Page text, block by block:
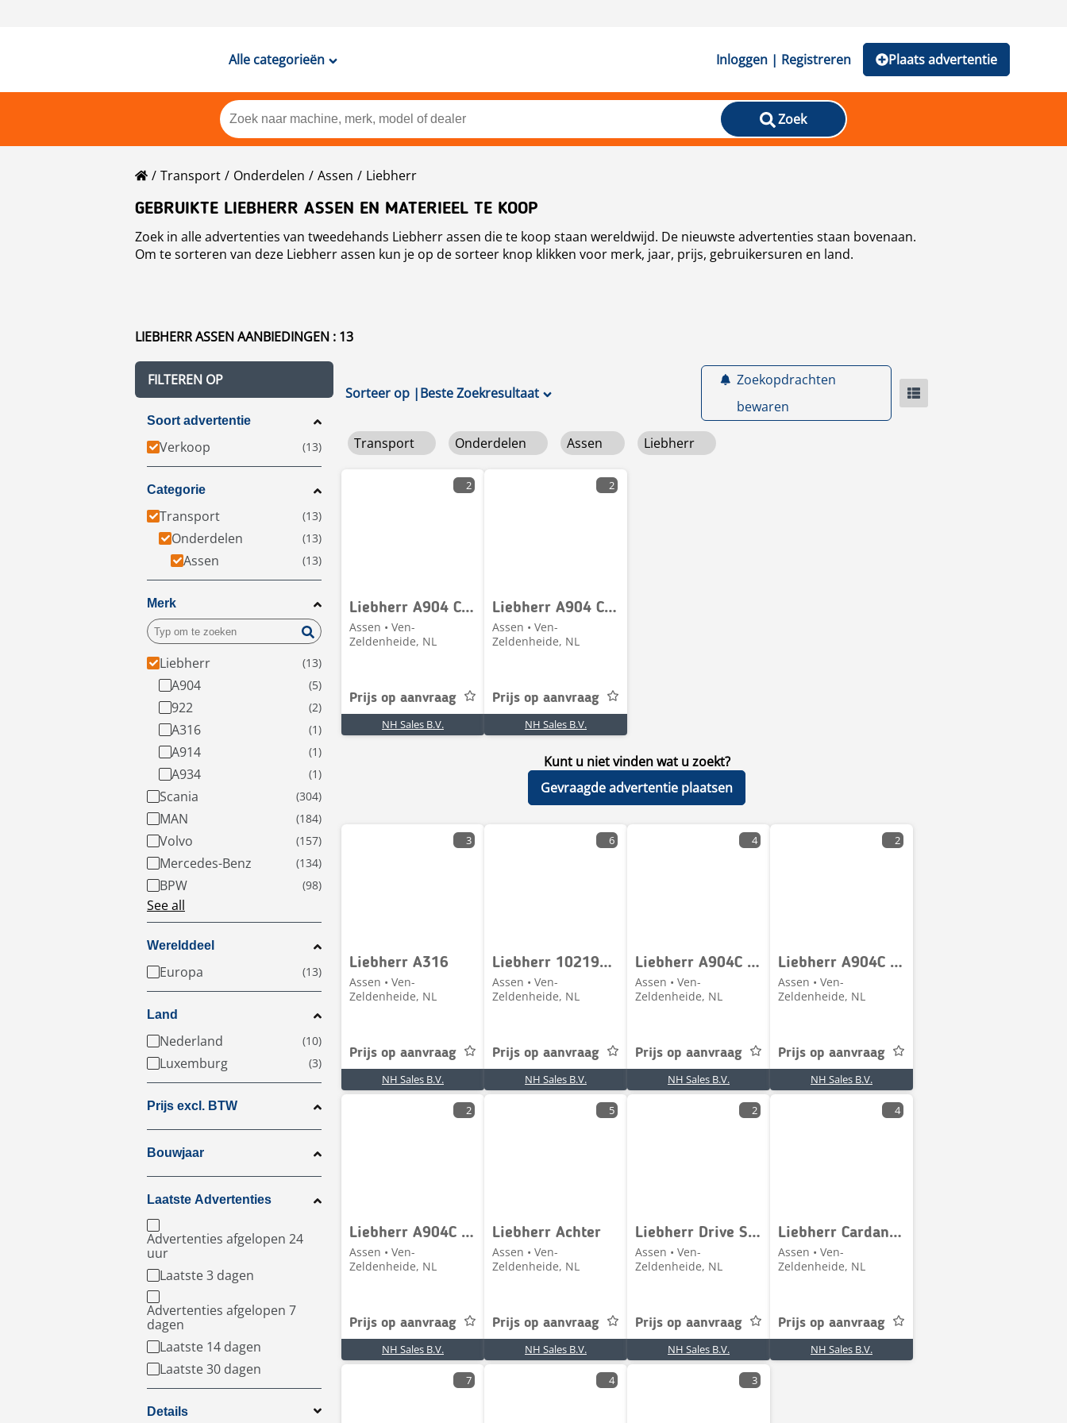
Alle categorieën Inloggen | Registreren Plaats advertentie
Zoek
Transport Onderdelen Assen
Liebherr
GEBRUIKTE LIEBHERR ASSEN EN MATERIEEL TE KOOP
Zoek in alle advertenties van tweedehands Liebherr assen die te koop staan wereldwijd. De nieuwste advertenties staan bovenaan.
Om te sorteren van deze Liebherr assen kun je op de sorteer knop klikken voor merk, jaar, prijs, gebruikersuren en land.
LIEBHERR ASSEN AANBIEDINGEN : 13
FILTEREN OP
Soort advertentie
Verkoop
Categorie
Transport
Onderdelen
Assen
Merk
Liebherr
A904
922
A316
A914
A934
Scania
MAN
Volvo
Mercedes-Benz
BPW
See all
Werelddeel
Europa
Land
Nederland
Luxemburg
Prijs excl. BTW
Bouwjaar
Laatste Advertenties
Advertenties afgelopen 24
uur
Laatste 3 dagen
Advertenties afgelopen 7
dagen
Laatste 14 dagen
Laatste 30 dagen
Details
Sorteer op |Beste Zoekresultaat
Zoekopdrachten
bewaren
Transport Onderdelen Assen Liebherr
2
Liebherr A904 C, A914 B, A914 C
Assen • Ven-
Zeldenheide, NL
Prijs op aanvraag
NH Sales B.V.
2
Liebherr A904 C, LH22 M, LH24 M
Assen • Ven-
Zeldenheide, NL
Prijs op aanvraag
NH Sales B.V.
Kunt u niet vinden wat u zoekt?
Gevraagde advertentie plaatsen
3
Liebherr A316
Assen • Ven-
Zeldenheide, NL
Prijs op aanvraag
NH Sales B.V.
6
Liebherr 10219404 102194004
Assen • Ven-
Zeldenheide, NL
Prijs op aanvraag
NH Sales B.V.
4
Liebherr A904C / LH26M
Assen • Ven-
Zeldenheide, NL
Prijs op aanvraag
NH Sales B.V.
2
Liebherr A904C Li / A924C Li / A924 / LH26 M / LH30 M / LH2
Assen • Ven-
Zeldenheide, NL
Prijs op aanvraag
NH Sales B.V.
2
Liebherr A904C Li / A924C Li / A924 / LH26 M / LH30 M / LH2
Assen • Ven-
Zeldenheide, NL
Prijs op aanvraag
NH Sales B.V.
5
Liebherr Achter
Assen • Ven-
Zeldenheide, NL
Prijs op aanvraag
NH Sales B.V.
2
Liebherr Drive Shaft / Bonkelaar
Assen • Ven-
Zeldenheide, NL
Prijs op aanvraag
NH Sales B.V.
4
Liebherr Cardanaxle A934C
Assen • Ven-
Zeldenheide, NL
Prijs op aanvraag
NH Sales B.V.
7 4 3